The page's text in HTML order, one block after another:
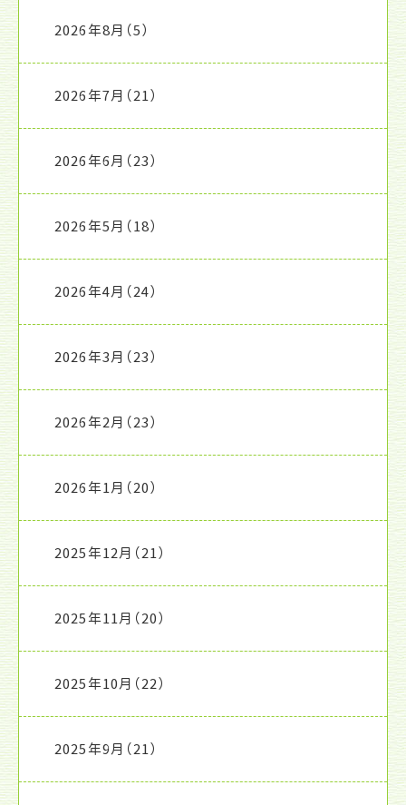
2026年8月 （5）
2026年7月 （21）
2026年6月 （23）
2026年5月 （18）
2026年4月 （24）
2026年3月 （23）
2026年2月 （23）
2026年1月 （20）
2025年12月 （21）
2025年11月 （20）
2025年10月 （22）
2025年9月 （21）